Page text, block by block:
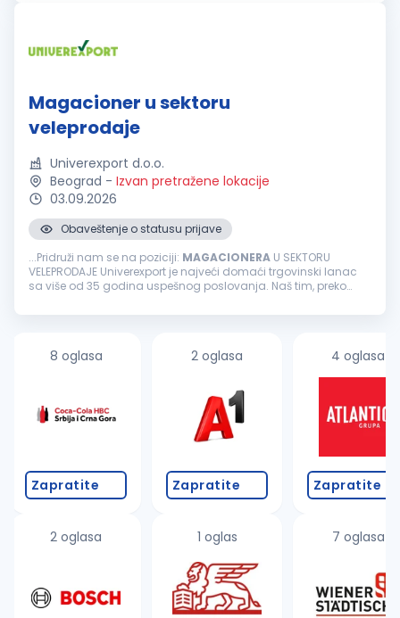
Magacioner u sektoru
veleprodaje
Univerexport d.o.o.
Beograd - Izvan pretražene lokacije
03.09.2026
Obaveštenje o statusu prijave
...Pridruži nam se na poziciji: MAGACIONERA U SEKTORU
VELEPRODAJE Univerexport je najveći domaći trgovinski lanac
sa više od 35 godina uspešnog poslovanja. Naš tim, preko
pojedinci...
8 oglasa
Zapratite
2 oglasa
2 oglasa
Zapratite
1 oglas
4 oglasa
Zapratite
7 oglasa